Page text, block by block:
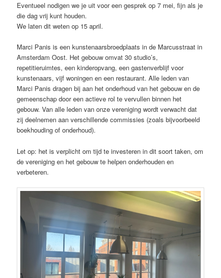
Eventueel nodigen we je uit voor een gesprek op 7 mei, fijn als je
die dag vrij kunt houden.
We laten dit weten op 15 april.
Marci Panis is een kunstenaarsbroedplaats in de Marcusstraat in
Amsterdam Oost. Het gebouw omvat 30 studio’s,
repetitieruimtes, een kinderopvang, een gastenverblijf voor
kunstenaars, vijf woningen en een restaurant. Alle leden van
Marci Panis dragen bij aan het onderhoud van het gebouw en de
gemeenschap door een actieve rol te vervullen binnen het
gebouw. Van alle leden van onze vereniging wordt verwacht dat
zij deelnemen aan verschillende commissies (zoals bijvoorbeeld
boekhouding of onderhoud).
Let op: het is verplicht om tijd te investeren in dit soort taken, om
de vereniging en het gebouw te helpen onderhouden en
verbeteren.